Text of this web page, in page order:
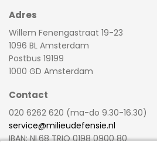
Adres
Willem Fenengastraat 19-23
1096 BL Amsterdam
Postbus 19199
1000 GD Amsterdam
Contact
020 6262 620 (ma-do 9.30-16.30)
service@milieudefensie.nl
IBAN: NL68 TRIO 0198 0900 80